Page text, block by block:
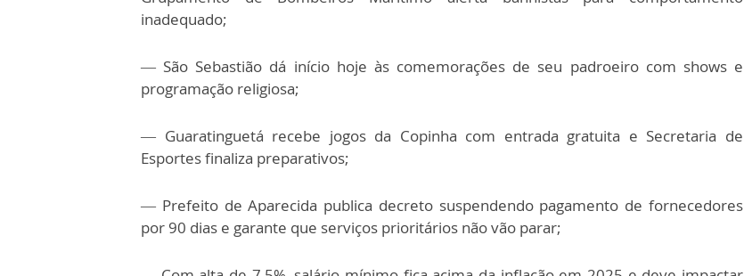
inadequado;
— São Sebastião dá início hoje às comemorações de seu padroeiro com shows e
programação religiosa;
— Guaratinguetá recebe jogos da Copinha com entrada gratuita e Secretaria de
Esportes finaliza preparativos;
— Prefeito de Aparecida publica decreto suspendendo pagamento de fornecedores
por 90 dias e garante que serviços prioritários não vão parar;